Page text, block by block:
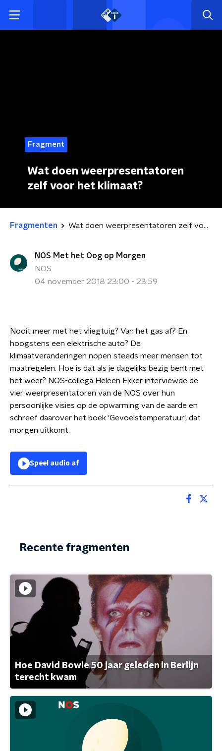
Fragment
Wat doen weerpresentatoren
zelf voor het klimaat?
Fragmenten Wat doen weerpresentatoren zelf voor het klimaat?
NOS Met het Oog op Morgen
NOS
04 november 2018 23:00 - 23:59
Nooit meer met het vliegtuig? Van het gas af? En
hoogstens een elektrische auto? De
klimaatveranderingen nopen steeds meer mensen tot
maatregelen. Hoe is dat als je dagelijks bezig bent met
het weer? NOS-collega Heleen Ekker interviewde de
vier weerpresentatoren van de NOS over hun
persoonlijke visies op de opwarming van de aarde en
schreef daarover het boek 'Gevoelstemperatuur', dat
morgen uitkomt.
Speel audio af
Recente fragmenten
Hoe David Bowie 50 jaar geleden in Berlijn
terecht kwam